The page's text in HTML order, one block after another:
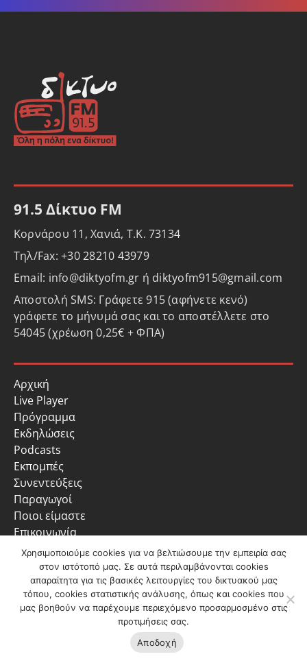
91.5 Δίκτυο FM
Κορνάρου 11, Χανιά, Τ.Κ. 73134
Τηλ/Fax: +30 28210 43979
Email: info@diktyofm.gr ή diktyofm915@gmail.com
Αποστολή SMS: Γράφετε 915 (αφήνετε κενό)
γράφετε το μήνυμά σας και το αποστέλλετε στο
54045 (χρέωση 0,25€ + ΦΠΑ)
Αρχική
Live Player
Πρόγραμμα
Εκδηλώσεις
Podcasts
Εκπομπές
Συνεντεύξεις
Παραγωγοί
Ποιοι είμαστε
Επικοινωνία
Πολιτική Απορρήτου
Χρησιμοποιούμε cookies για να βελτιώσουμε την εμπειρία σας
στον ιστότοπό μας. Σε αυτά περιλαμβάνονται cookies
απαραίτητα για τις βασικές λειτουργίες του δικτυακού μας
τόπου, cookies στατιστικής ανάλυσης, όπως και cookies που
μας βοηθούν να παρέχουμε περιεχόμενο προσαρμοσμένο στις
προτιμήσεις σας.
Αποδοχή